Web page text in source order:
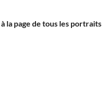
la page de tous les portraits